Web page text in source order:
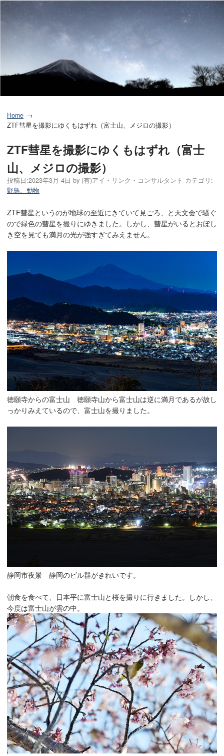
Home
ZTF彗星を撮影にゆくもはずれ（富士山、メジロの撮影）
ZTF彗星を撮影にゆくもはずれ（富士
山、メジロの撮影）
投稿日:2023年3月 4日 by (有)アイ・リンク・コンサルタント カテゴリ:
野鳥、動物
ZTF彗星というのが地球の至近にきていて見ごろ、と天文会で騒ぐ
ので緑色の彗星を撮りにゆきました。しかし、彗星がいるとおぼし
き空を見ても満月の光が強すぎてみえません。
徳願寺からの富士山 徳願寺山から富士山は逆に満月であるが故し
っかりみえているので、富士山を撮りました。
静岡市夜景 静岡のビル群がきれいです。
朝食を食べて、日本平に富士山と桜を撮りに行きました。しかし、
今度は富士山が雲の中。